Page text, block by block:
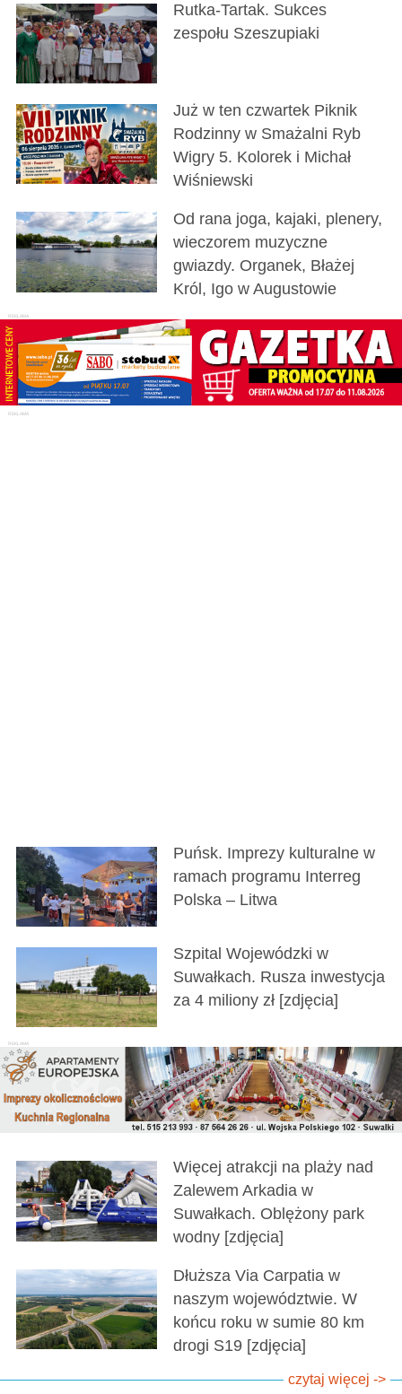
Rutka-Tartak. Sukces
zespołu Szeszupiaki
Już w ten czwartek Piknik
Rodzinny w Smażalni Ryb
Wigry 5. Kolorek i Michał
Wiśniewski
Od rana joga, kajaki, plenery,
wieczorem muzyczne
gwiazdy. Organek, Błażej
Król, Igo w Augustowie
Puńsk. Imprezy kulturalne w
ramach programu Interreg
Polska – Litwa
Szpital Wojewódzki w
Suwałkach. Rusza inwestycja
za 4 miliony zł [zdjęcia]
Więcej atrakcji na plaży nad
Zalewem Arkadia w
Suwałkach. Oblężony park
wodny [zdjęcia]
Dłuższa Via Carpatia w
naszym województwie. W
końcu roku w sumie 80 km
drogi S19 [zdjęcia]
czytaj więcej ->